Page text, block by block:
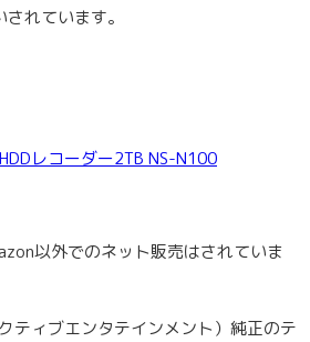
れています。
レコーダー2TB NS-N100
以外でのネット販売はされていま
ティブエンタテインメント）純正のテ